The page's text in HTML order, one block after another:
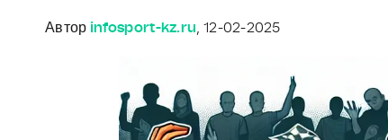
Автор infosport-kz.ru, 12-02-2025